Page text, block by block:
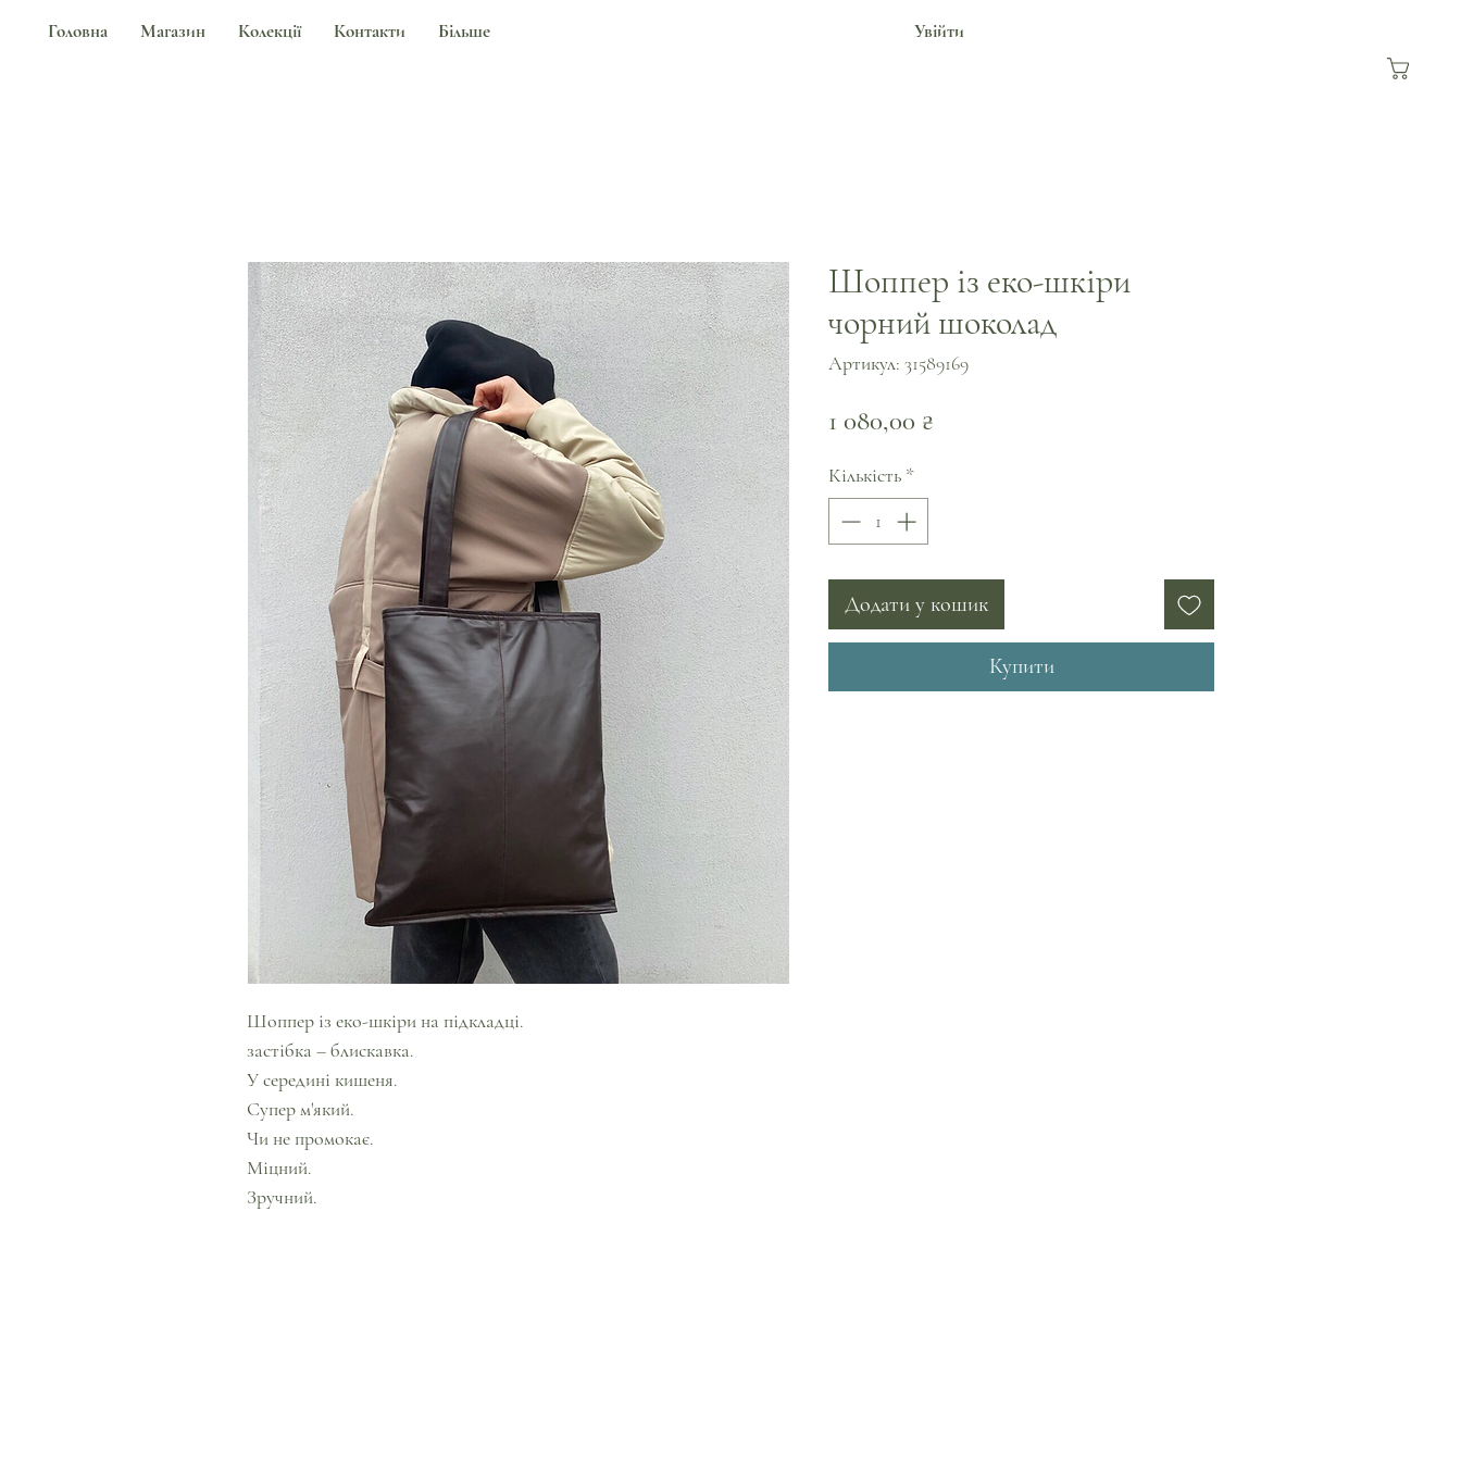
Головна Магазин Колекції Контакти Більше Увійти
Шоппер із еко-шкіри на підкладці.
застібка – блискавка.
У середині кишеня.
Супер м'який.
Чи не промокає.
Міцний.
Зручний.
Шоппер із еко-шкіри
чорний шоколад
Артикул: 31589169
1 080,00 ₴
Кількість *
Додати у кошик
Купити